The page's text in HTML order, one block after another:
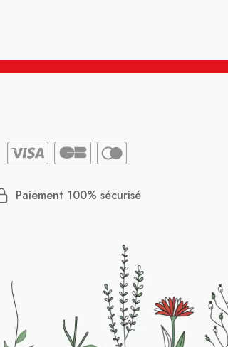
Paiement 100% sécurisé